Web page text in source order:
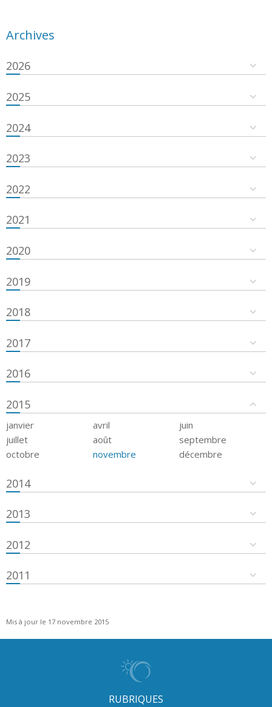
Archives
2026
2025
2024
2023
2022
2021
2020
2019
2018
2017
2016
2015
janvier avril
juin
juillet
août
septembre
octobre
novembre décembre
2014
2013
2012
2011
Mis à jour le 17 novembre 2015
RUBRIQUES